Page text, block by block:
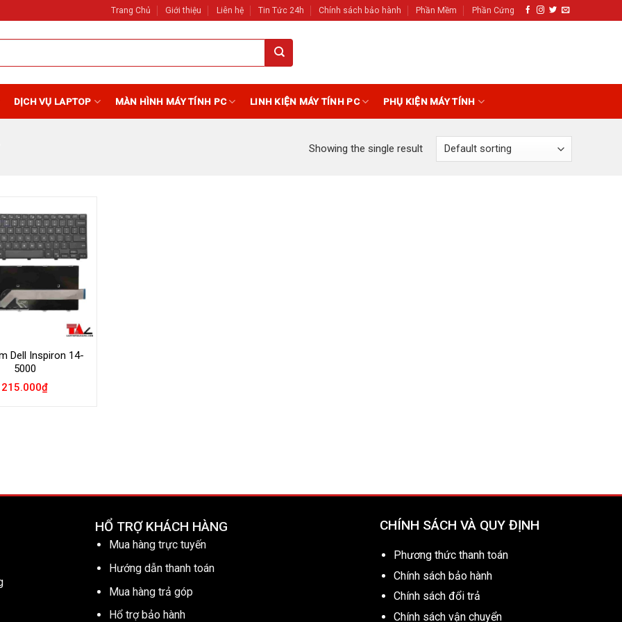
Trang Chủ Giới thiệu Liên hệ Tin Tức 24h Chính sách bảo hành Phần Mềm Phần Cứng
DỊCH VỤ LAPTOP MÀN HÌNH MÁY TÍNH PC LINH KIỆN MÁY TÍNH PC PHỤ KIỆN MÁY TÍNH
Showing the single result
Add to
Wishlist
Dell Inspiron 14-
5000
215.000₫
HỔ TRỢ KHÁCH HÀNG
Mua hàng trực tuyến
Hướng dẫn thanh toán
Mua hàng trả góp
Hổ trợ bảo hành
CHÍNH SÁCH VÀ QUY ĐỊNH
Phương thức thanh toán
Chính sách bảo hành
Chính sách đổi trả
Chính sách vận chuyển